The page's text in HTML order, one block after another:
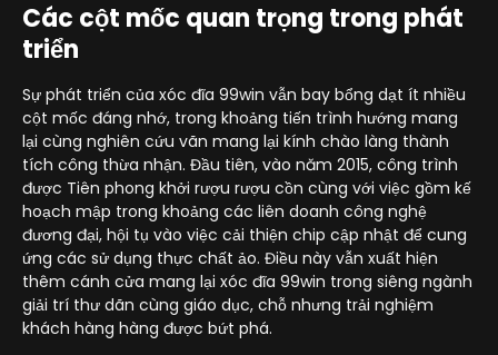
Các cột mốc quan trọng trong phát
triển
Sự phát triển của xóc đĩa 99win vẫn bay bổng dạt ít nhiều
cột mốc đáng nhớ, trong khoảng tiến trình hướng mang
lại cùng nghiên cứu vãn mang lại kính chào làng thành
tích công thừa nhận. Đầu tiên, vào năm 2015, công trình
được Tiên phong khởi rượu rượu cồn cùng với việc gồm kế
hoạch mập trong khoảng các liên doanh công nghệ
đương đại, hội tụ vào việc cải thiện chip cập nhật để cung
ứng các sử dụng thực chất ảo. Điều này vẫn xuất hiện
thêm cánh cửa mang lại xóc đĩa 99win trong siêng ngành
giải trí thư dãn cùng giáo dục, chỗ nhưng trải nghiệm
khách hàng hàng được bứt phá.